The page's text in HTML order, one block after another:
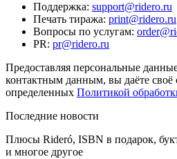
Поддержка: support@ridero.ru
Печать тиража: print@ridero.ru
Вопросы по услугам:
PR: pr@ridero.ru
Предоставляя персональные
контактным данным, вы даёте своё
определенных Политикой
Последние новости
Плюсы Rideró, ISBN в подарок,
и многое другое